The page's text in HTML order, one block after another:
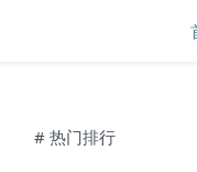
# 热门排行